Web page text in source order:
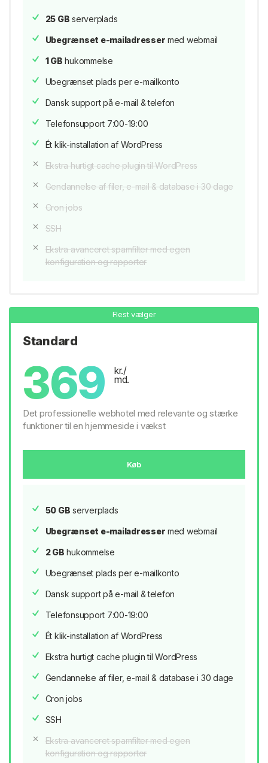
25 GB serverplads
Ubegrænset e-mailadresser med webmail
1 GB hukommelse
Ubegrænset plads per e-mailkonto
Dansk support på e-mail & telefon
Telefonsupport 7:00-19:00
Ét klik-installation af WordPress
Ekstra hurtigt cache plugin til WordPress
Gendannelse af filer, e-mail & database i 30 dage
Cron jobs
SSH
Ekstra avanceret spamfilter med egen
konfiguration og rapporter
Flest vælger
Standard
369 kr./
md.
Det professionelle webhotel med relevante og stærke
funktioner til en hjemmeside i vækst
Køb
50 GB serverplads
Ubegrænset e-mailadresser med webmail
2 GB hukommelse
Ubegrænset plads per e-mailkonto
Dansk support på e-mail & telefon
Telefonsupport 7:00-19:00
Ét klik-installation af WordPress
Ekstra hurtigt cache plugin til WordPress
Gendannelse af filer, e-mail & database i 30 dage
Cron jobs
SSH
Ekstra avanceret spamfilter med egen
konfiguration og rapporter